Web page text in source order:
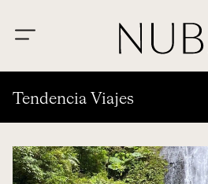
Tendencia Viajes